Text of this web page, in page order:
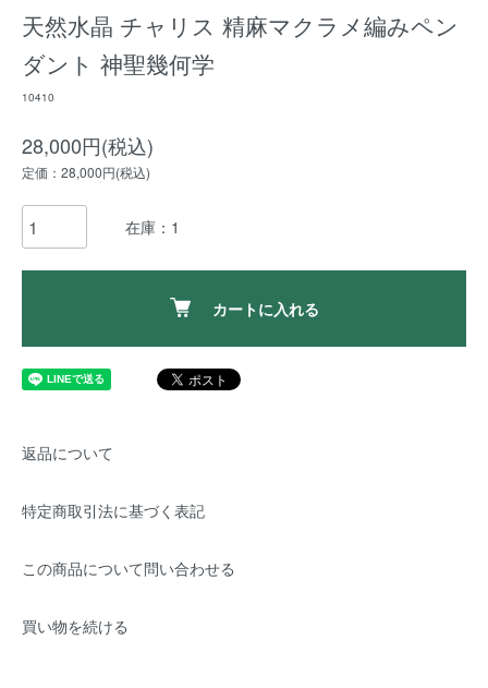
天然水晶 チャリス 精麻マクラメ編みペン
ダント 神聖幾何学
10410
28,000円(税込)
定価：28,000円(税込)
在庫：1
カートに入れる
返品について
特定商取引法に基づく表記
この商品について問い合わせる
買い物を続ける